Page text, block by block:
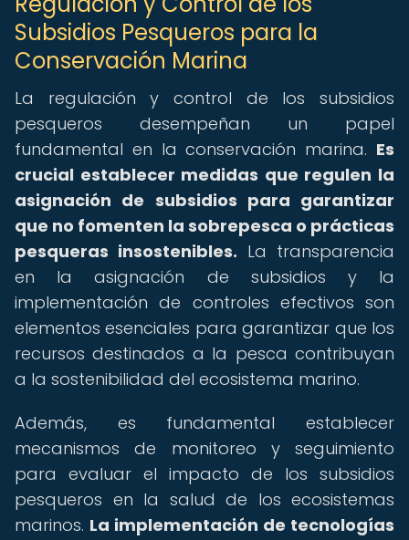
Subsidios Pesqueros para la
Conservación Marina
La regulación y control de los subsidios
pesqueros desempeñan un papel
fundamental en la conservación marina. Es
crucial establecer medidas que regulen la
asignación de subsidios para garantizar
que no fomenten la sobrepesca o prácticas
pesqueras insostenibles. La transparencia
en la asignación de subsidios y la
implementación de controles efectivos son
elementos esenciales para garantizar que los
recursos destinados a la pesca contribuyan
a la sostenibilidad del ecosistema marino.
Además, es fundamental establecer
mecanismos de monitoreo y seguimiento
para evaluar el impacto de los subsidios
pesqueros en la salud de los ecosistemas
marinos. La implementación de tecnologías